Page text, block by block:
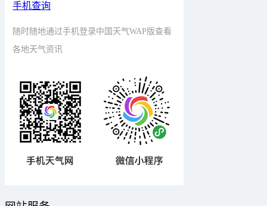
手机查询
随时随地通过手机登录中国天气WAP版查看
各地天气资讯